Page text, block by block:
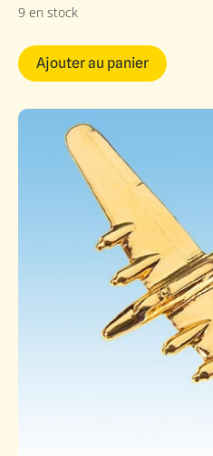
9 en stock
Ajouter au panier